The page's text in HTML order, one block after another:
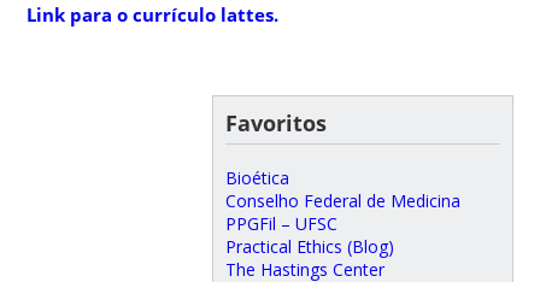
Link para o currículo lattes.
Favoritos
Bioética
Conselho Federal de Medicina
PPGFil – UFSC
Practical Ethics (Blog)
The Hastings Center